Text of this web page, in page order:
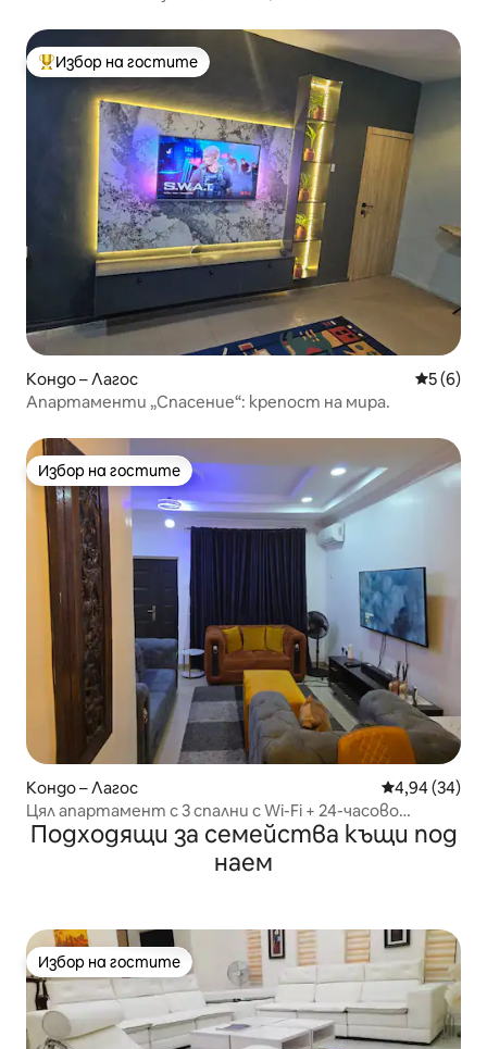
Най-популярен избор на гостите
Избор на гостите
Кондо – Лагос Средна
5 (6)
Апартаменти „Спасение“: крепост на мира.
Избор на гостите
Избор на гостите
Кондо – Лагос Средна
4,94 (34)
Цял апартамент с 3 спални с Wi-Fi + 24-часово
захранване/PS4
Подходящи за семейства къщи под
наем
Избор на гостите
Избор на гостите